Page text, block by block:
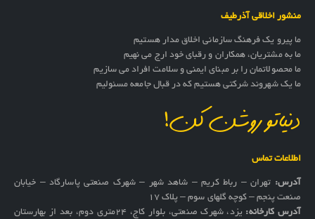
منشور اخلاقی آذرطیف
ما پیرو یک فرهنگ سازمانی اخلاق مدار هستیم
ما به مشتریان، همکاران و رقبای خود ارج می نهیم
ما محصولاتمان را بر مبنای ایمنی و سلامت افراد می سازیم
ما یک شهروند شرکتی هستیم که در قبال جامعه مسئولیم
دنیاتو روشن کن!
اطلاعات تماس
آدرس: تهران – رباط کریم – شاهد شهر – شهرک صنعتی پاسارگاد – خیابان
صنعت پنجم – کوچه گلهای سوم – پلاک 17
آدرس کارخانه:
یزد، شهرک صنعتی، بلوار کاج، ۲۴متری دوم، بعد از بهارستان